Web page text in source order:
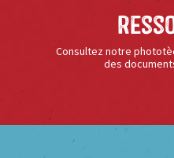
Consultez notre
des